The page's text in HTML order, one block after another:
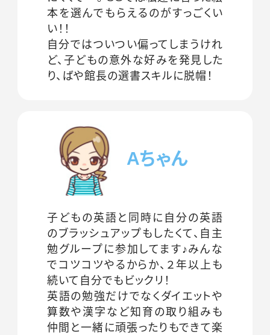
本を選んでもらえるのがすっごくい
い！！
自分ではついつい偏ってしまうけれ
ど、子どもの意外な好みを発見した
り、ばや館長の選書スキルに脱帽！
Aちゃん
子どもの英語と同時に自分の英語
のブラッシュアップもしたくて、自主
勉グループに参加してます♪みんな
でコツコツやるからか、２年以上も
続いて自分でもビックリ！
英語の勉強だけでなくダイエットや
算数や漢字など知育の取り組みも
仲間と一緒に頑張ったりもできて楽